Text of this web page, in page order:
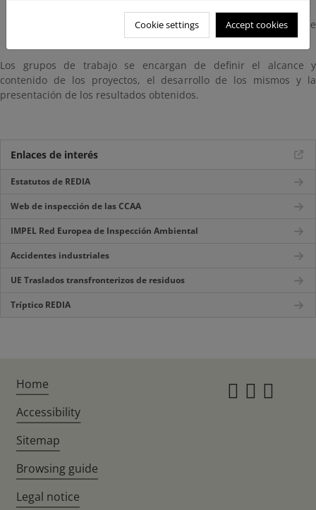
técnicos (CONAMA, etc).
Diseñar jornadas técnicas y workshops sobre temas de
interés para la Red.
Los grupos de trabajo se encargan de definir el alcance y
contenido de los proyectos, el desarrollo de los mismos y la
presentación de los resultados obtenidos.
Enlaces de interés
Estatutos de REDIA
Web de inspección de las CCAA
IMPEL Red Europea de Inspección Ambiental
Accidentes industriales
UE Traslados transfronterizos de residuos
Tríptico REDIA
Cookie settings Accept cookies
Home
Accessibility
Sitemap
Browsing guide
Legal notice